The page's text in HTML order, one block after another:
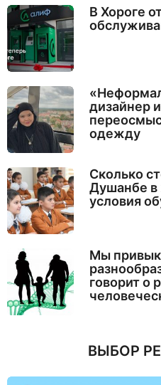
В Хороге
дизайнер
одежду
Сколько
Душанбе в
условия
Мы
говорит о
ВЫБОР